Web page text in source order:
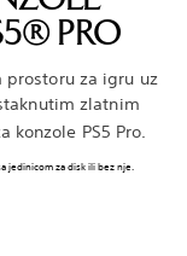
PRO
prostoru za igru uz
zlatnim
konzole PS5 Pro.
jedinicom za disk ili bez nje.